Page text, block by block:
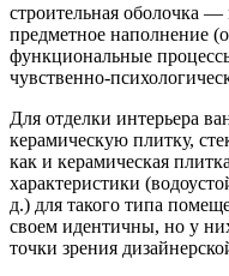
строительная оболочка
предметное наполнение
функциональные
чувственно-
Для отделки интерьера
керамическую плитку,
как и керамическая
характеристики
д.) для такого типа
своем идентичны, но у
точки зрения